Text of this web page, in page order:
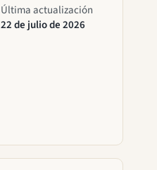
Última actualización
22 de julio de 2026